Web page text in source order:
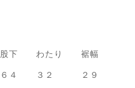
たり 裾幅
６４ ３２ ２９